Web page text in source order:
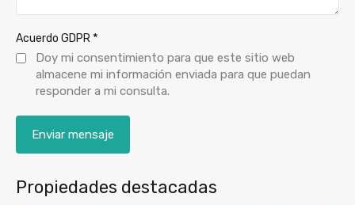
Acuerdo GDPR *
Doy mi consentimiento para que este sitio web
almacene mi información enviada para que puedan
responder a mi consulta.
Propiedades destacadas